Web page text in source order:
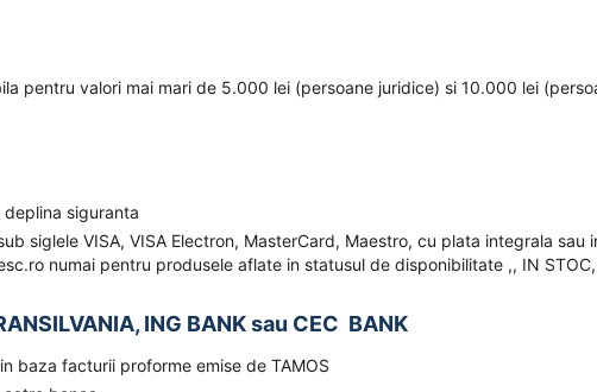
pentru valori mai mari de 5.000 lei (persoane juridice) si 10.000 lei
siguranta
siglele VISA, VISA Electron, MasterCard, Maestro, cu plata integrala sau
numai pentru produsele aflate in statusul de disponibilitate ,, IN
ING BANK sau CEC BANK
baza facturii proforme emise de TAMOS